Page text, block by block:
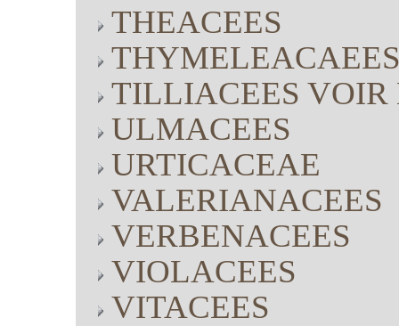
THEACEES
TILLIACEES VOIR
ULMACEES
URTICACEAE
VALERIANACEES
VERBENACEES
VIOLACEES
VITACEES